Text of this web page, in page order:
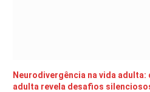
Neurodivergência na vida
adulta revela desafios